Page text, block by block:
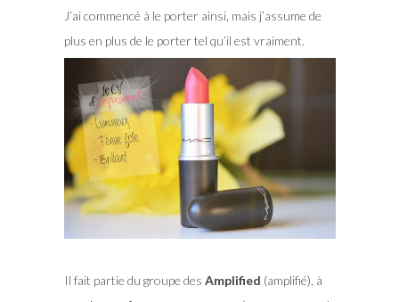
J’ai commencé à le porter ainsi, mais j’assume de
plus en plus de le porter tel qu’il est vraiment.
Il fait partie du groupe des Amplified (amplifié), à